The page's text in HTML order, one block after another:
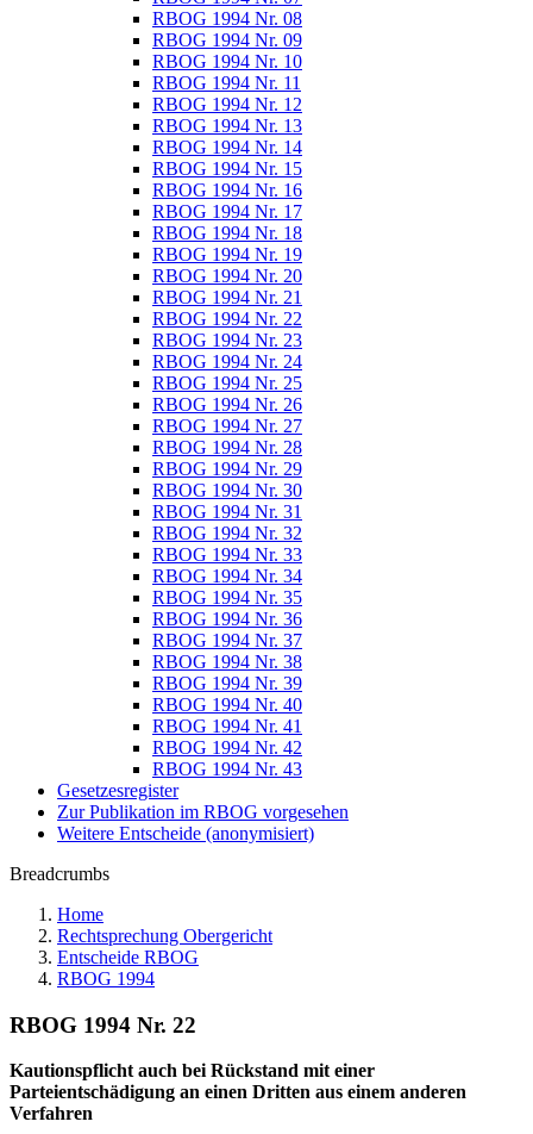
RBOG 1994 Nr. 08
RBOG 1994 Nr. 09
RBOG 1994 Nr. 10
RBOG 1994 Nr. 11
RBOG 1994 Nr. 12
RBOG 1994 Nr. 13
RBOG 1994 Nr. 14
RBOG 1994 Nr. 15
RBOG 1994 Nr. 16
RBOG 1994 Nr. 17
RBOG 1994 Nr. 18
RBOG 1994 Nr. 19
RBOG 1994 Nr. 20
RBOG 1994 Nr. 21
RBOG 1994 Nr. 22
RBOG 1994 Nr. 23
RBOG 1994 Nr. 24
RBOG 1994 Nr. 25
RBOG 1994 Nr. 26
RBOG 1994 Nr. 27
RBOG 1994 Nr. 28
RBOG 1994 Nr. 29
RBOG 1994 Nr. 30
RBOG 1994 Nr. 31
RBOG 1994 Nr. 32
RBOG 1994 Nr. 33
RBOG 1994 Nr. 34
RBOG 1994 Nr. 35
RBOG 1994 Nr. 36
RBOG 1994 Nr. 37
RBOG 1994 Nr. 38
RBOG 1994 Nr. 39
RBOG 1994 Nr. 40
RBOG 1994 Nr. 41
RBOG 1994 Nr. 42
RBOG 1994 Nr. 43
Gesetzesregister
Zur Publikation im RBOG vorgesehen
Weitere Entscheide (anonymisiert)
Breadcrumbs
Home
Rechtsprechung Obergericht
Entscheide RBOG
RBOG 1994
RBOG 1994 Nr. 22
Kautionspflicht auch bei Rückstand mit einer
Parteientschädigung an einen Dritten aus einem anderen
Verfahren